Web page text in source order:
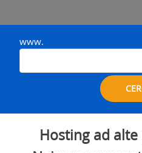
www.
Hosting ad